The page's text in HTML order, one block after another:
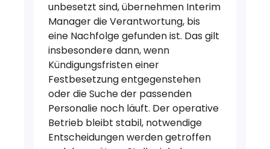
unbesetzt sind, übernehmen Interim
Manager die Verantwortung, bis
eine Nachfolge gefunden ist. Das gilt
insbesondere dann, wenn
Kündigungsfristen einer
Festbesetzung entgegenstehen
oder die Suche der passenden
Personalie noch läuft. Der operative
Betrieb bleibt stabil, notwendige
Entscheidungen werden getroffen